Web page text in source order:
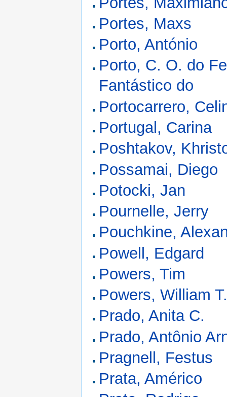
Portes, Maxs
Porto, António
Porto, C. O. do
Fantástico do
Portocarrero,
Portugal, Carina
Poshtakov,
Possamai, Diego
Potocki, Jan
Pournelle, Jerry
Pouchkine,
Powell, Edgard
Powers, Tim
Powers, William
Prado, Anita C.
Prado, Antônio
Pragnell, Festus
Prata, Américo